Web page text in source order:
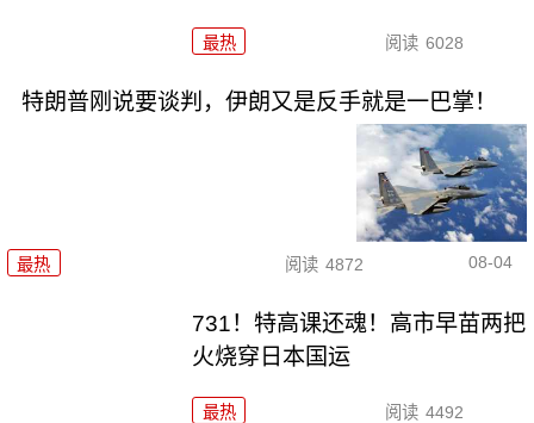
最热 阅读 6028
特朗普刚说要谈判，伊朗又是反手就是一巴掌！
最热 阅读 4872 08-04
731！特高课还魂！高市早苗两把
火烧穿日本国运
最热 阅读 4492